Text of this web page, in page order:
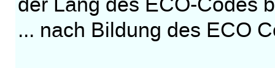
... nach Bildung des ECO